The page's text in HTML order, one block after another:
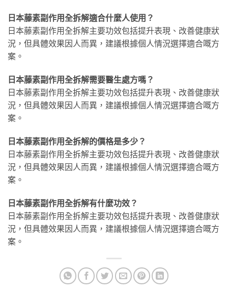
日本藤素副作用全拆解適合什麼人使用？
日本藤素副作用全拆解主要功效包括提升表現、改善健康狀
況，但具體效果因人而異，建議根據個人情況選擇適合嘅方
案。
日本藤素副作用全拆解需要醫生處方嗎？
日本藤素副作用全拆解主要功效包括提升表現、改善健康狀
況，但具體效果因人而異，建議根據個人情況選擇適合嘅方
案。
日本藤素副作用全拆解的價格是多少？
日本藤素副作用全拆解主要功效包括提升表現、改善健康狀
況，但具體效果因人而異，建議根據個人情況選擇適合嘅方
案。
日本藤素副作用全拆解有什麼功效？
日本藤素副作用全拆解主要功效包括提升表現、改善健康狀
況，但具體效果因人而異，建議根據個人情況選擇適合嘅方
案。